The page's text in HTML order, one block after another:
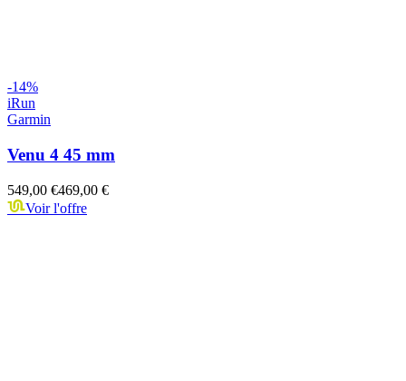
-14%
iRun
Garmin
Venu 4 45 mm
549,00 €469,00 €
Voir l'offre